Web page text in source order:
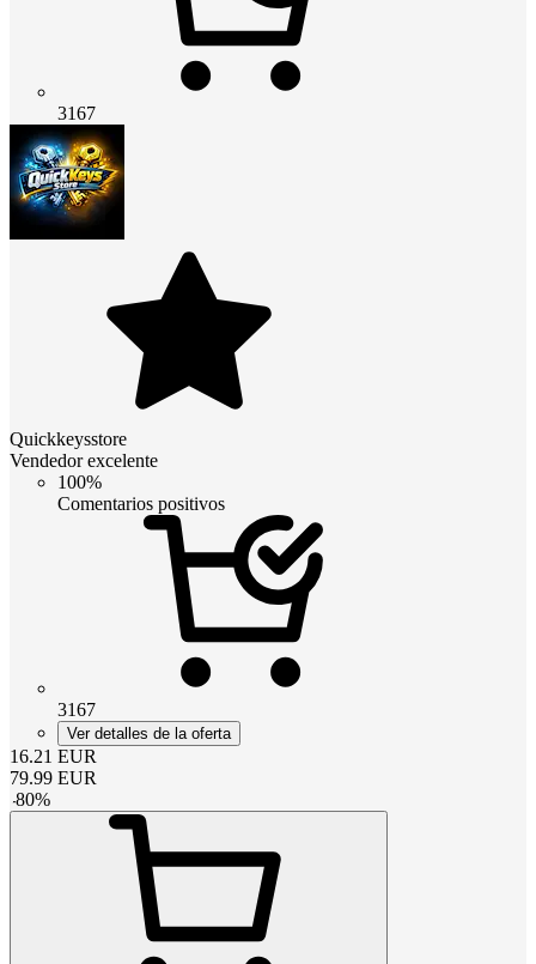
3167
Quickkeysstore
Vendedor excelente
100%
Comentarios positivos
3167
Ver detalles de la oferta
16.21 EUR
79.99 EUR
-80%